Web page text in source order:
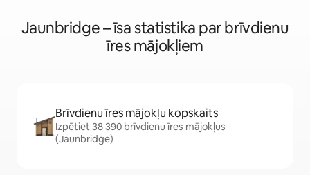
Jaunbridge – īsa statistika par brīvdienu
īres mājokļiem
Brīvdienu īres mājokļu kopskaits
Izpētiet 38 390 brīvdienu īres mājokļus
(Jaunbridge)